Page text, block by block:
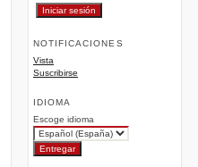
NOTIFICACIONES
Vista
Suscribirse
IDIOMA
Escoge idioma